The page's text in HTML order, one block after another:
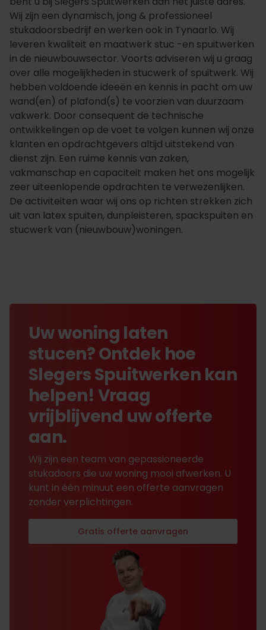
Wij zijn een dynamisch, jong & professioneel
stukadoorsbedrijf en werken ook in Tynaarlo. Wij
leveren kwaliteit en maatwerk stuc -en spuitwerken
in de nieuwbouwsector. Voorts adviseren wij u graag
over alle mogelijkheden in stucwerk of spuitwerk. Wij
hebben voldoende ideeën en kennis in pacht om uw
wand(en) of plafond(s) te voorzien van duurzaam
vakwerk. Door consequent de technische
ontwikkelingen op de voet te volgen kunnen wij onze
klanten en opdrachtgevers altijd uitstekend van
dienst zijn. Een ruime kennis van zaken,
vakmanschap en capaciteit maken het ons mogelijk
zeer uiteenlopende opdrachten te verwezenlijken.
De activiteiten waar wij ons op richten strekken zich
uit van latex spuiten, dunpleisteren, spackspuiten en
stucwerk van (nieuwbouw)woningen.
Uw woning laten
stucen? Ontdek hoe
Slegers Spuitwerken kan
helpen! Vraag
vrijblijvend uw offerte
aan.
Wij zijn een team van gepassioneerde
stukadoors die uw woning mooi afwerken. U
kunt in één minuut een offerte aanvragen
zonder verplichtingen.
Gratis offerte aanvragen